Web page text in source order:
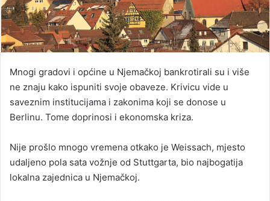
Mnogi gradovi i općine u Njemačkoj bankrotirali su i više
ne znaju kako ispuniti svoje obaveze. Krivicu vide u
saveznim institucijama i zakonima koji se donose u
Berlinu. Tome doprinosi i ekonomska kriza.
Nije prošlo mnogo vremena otkako je Weissach, mjesto
udaljeno pola sata vožnje od Stuttgarta, bio najbogatija
lokalna zajednica u Njemačkoj.